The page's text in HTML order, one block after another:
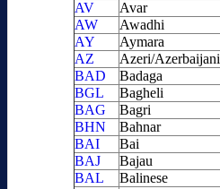
AV
Avar
AW
Awadhi
AY
Aymara
AZ
Azeri/Azerbaijani
BAD
Badaga
BGL
Bagheli
BAG
Bagri
BHN
Bahnar
BAI
Bai
BAJ
Bajau
BAL
Balinese